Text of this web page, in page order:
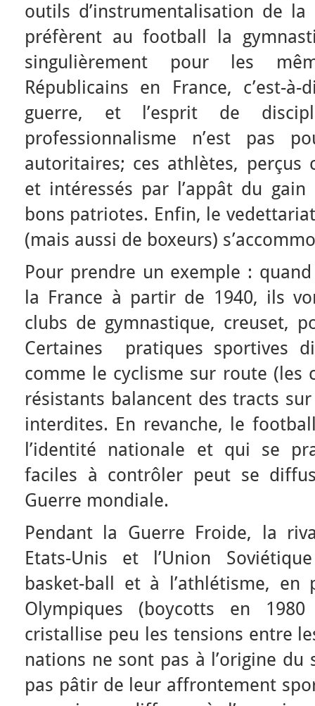
outils d’instrumentalisation de
préfèrent au football la
singulièrement pour les
Républicains en France, c’est-
guerre, et l’esprit de
professionnalisme n’est pas
autoritaires; ces athlètes, perçus
et intéressés par l’appât du
bons patriotes. Enfin, le
(mais aussi de boxeurs)
Pour prendre un exemple :
la France à partir de 1940, ils
clubs de gymnastique, creuset,
Certaines pratiques sportives
comme le cyclisme sur route (les
résistants balancent des tracts
interdites. En revanche, le
l’identité nationale et qui se
faciles à contrôler peut se
Guerre mondiale.
Pendant la Guerre Froide, la
Etats-Unis et l’Union
basket-ball et à l’athlétisme, en
Olympiques (boycotts en
cristallise peu les tensions entre
nations ne sont pas à l’origine
pas pâtir de leur affrontement